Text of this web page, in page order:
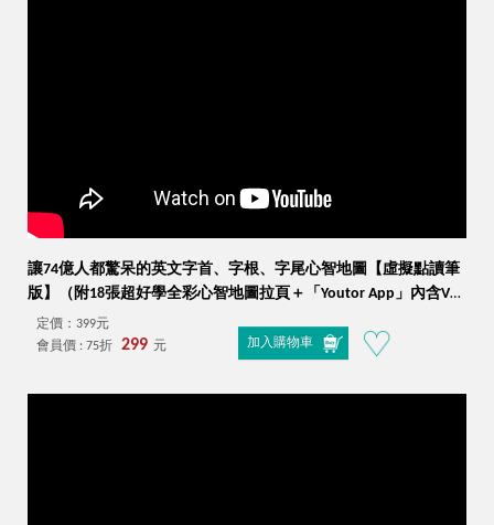
讓74億人都驚呆的英文字首、字根、字尾心智地圖【虛擬點讀筆
版】（附18張超好學全彩心智地圖拉頁＋「Youtor App」內含VRP
虛擬點讀筆）
定價：399元
會員價 : 75折
299 元 加入購物車